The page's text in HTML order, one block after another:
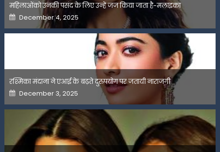
महिलाओंको उनकी पसंद के लिए उन्हें जज किया जाता है-मलाइका
Posted
on
December 4, 2025
रश्मिका मंदाना ने एआई के बढ़ते दुरुपयोग पर जतायी नाराजगी
Posted
on
December 3, 2025